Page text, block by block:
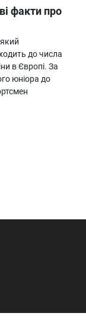
факти про
до числа
в Європі. За
юніора до